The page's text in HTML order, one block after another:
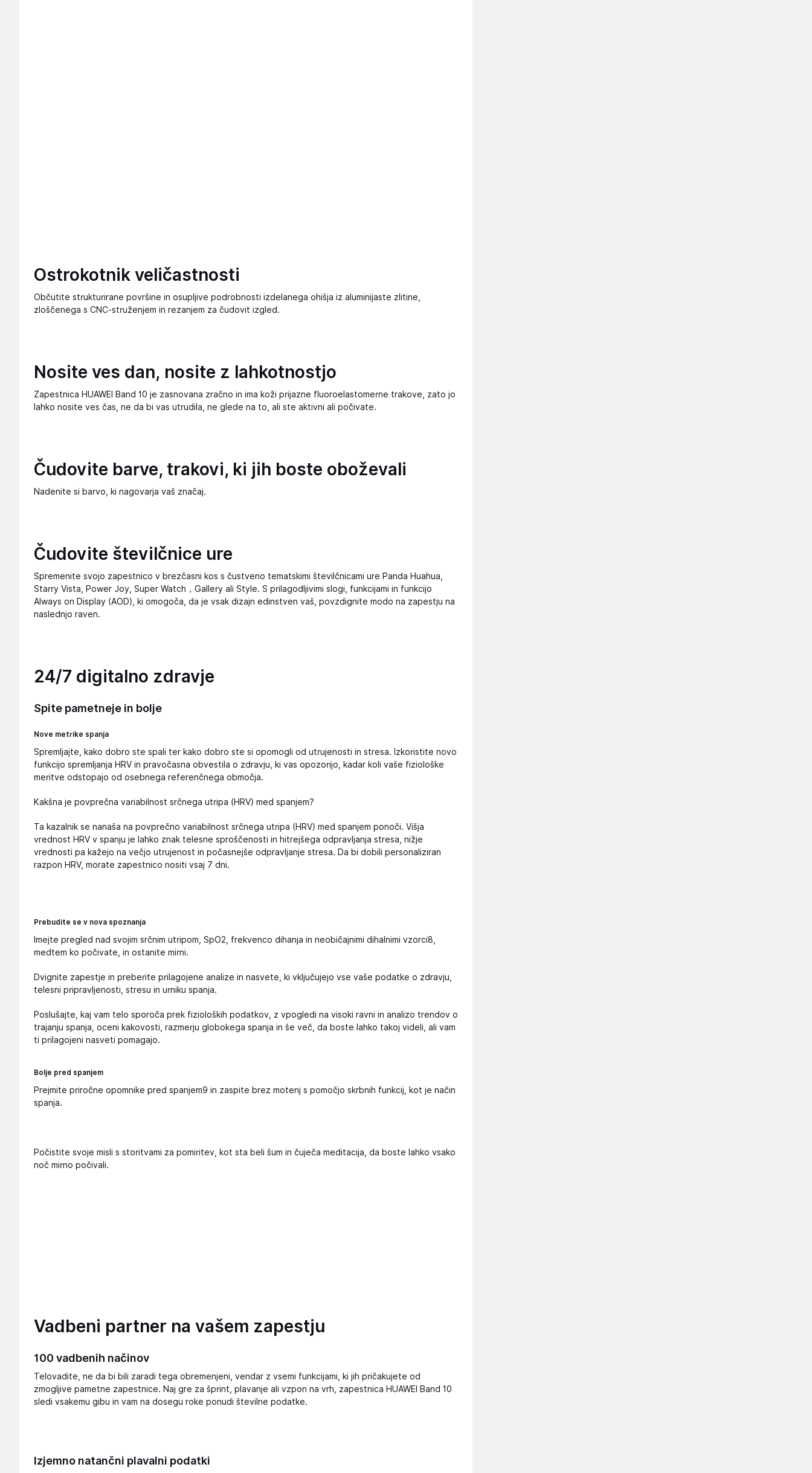
Ostrokotnik veličastnosti
Občutite strukturirane površine in osupljive podrobnosti izdelanega ohišja iz aluminijaste zlitine,
zloščenega s CNC-struženjem in rezanjem za čudovit izgled.
Nosite ves dan, nosite z lahkotnostjo
Zapestnica HUAWEI Band 10 je zasnovana zračno in ima koži prijazne fluoroelastomerne trakove, zato jo
lahko nosite ves čas, ne da bi vas utrudila, ne glede na to, ali ste aktivni ali počivate.
Čudovite barve, trakovi, ki jih boste oboževali
Nadenite si barvo, ki nagovarja vaš značaj.
Čudovite številčnice ure
Spremenite svojo zapestnico v brezčasni kos s čustveno tematskimi številčnicami ure Panda Huahua,
Starry Vista, Power Joy, Super Watch，Gallery ali Style. S prilagodljivimi slogi, funkcijami in funkcijo
Always on Display (AOD), ki omogoča, da je vsak dizajn edinstven vaš, povzdignite modo na zapestju na
naslednjo raven.
24/7 digitalno zdravje
Spite pametneje in bolje
Nove metrike spanja
Spremljajte, kako dobro ste spali ter kako dobro ste si opomogli od utrujenosti in stresa. Izkoristite novo
funkcijo spremljanja HRV in pravočasna obvestila o zdravju, ki vas opozorijo, kadar koli vaše fiziološke
meritve odstopajo od osebnega referenčnega območja.
Kakšna je povprečna variabilnost srčnega utripa (HRV) med spanjem?
Ta kazalnik se nanaša na povprečno variabilnost srčnega utripa (HRV) med spanjem ponoči. Višja
vrednost HRV v spanju je lahko znak telesne sproščenosti in hitrejšega odpravljanja stresa, nižje
vrednosti pa kažejo na večjo utrujenost in počasnejše odpravljanje stresa. Da bi dobili personaliziran
razpon HRV, morate zapestnico nositi vsaj 7 dni.
Prebudite se v nova spoznanja
Imejte pregled nad svojim srčnim utripom, SpO2, frekvenco dihanja in neobičajnimi dihalnimi vzorci8,
medtem ko počivate, in ostanite mirni.
Dvignite zapestje in preberite prilagojene analize in nasvete, ki vključujejo vse vaše podatke o zdravju,
telesni pripravljenosti, stresu in urniku spanja.
Poslušajte, kaj vam telo sporoča prek fizioloških podatkov, z vpogledi na visoki ravni in analizo trendov o
trajanju spanja, oceni kakovosti, razmerju globokega spanja in še več, da boste lahko takoj videli, ali vam
ti prilagojeni nasveti pomagajo.
Bolje pred spanjem
Prejmite priročne opomnike pred spanjem9 in zaspite brez motenj s pomočjo skrbnih funkcij, kot je način
spanja.
Počistite svoje misli s storitvami za pomiritev, kot sta beli šum in čuječa meditacija, da boste lahko vsako
noč mirno počivali.
Vadbeni partner na vašem zapestju
100 vadbenih načinov
Telovadite, ne da bi bili zaradi tega obremenjeni, vendar z vsemi funkcijami, ki jih pričakujete od
zmogljive pametne zapestnice. Naj gre za šprint, plavanje ali vzpon na vrh, zapestnica HUAWEI Band 10
sledi vsakemu gibu in vam na dosegu roke ponudi številne podatke.
Izjemno natančni plavalni podatki